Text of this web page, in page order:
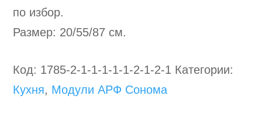
по избор.
Размер: 20/55/87 см.
Код: 1785-2-1-1-1-1-1-2-1-2-1 Категории:
Кухня, Модули АРФ Сонома